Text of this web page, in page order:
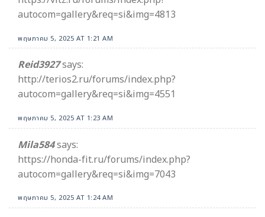
autocom=gallery&req=si&img=4813
พฤษภาคม 5, 2025 AT 1:21 AM
Reid3927says:
http://terios2.ru/forums/index.php?
autocom=gallery&req=si&img=4551
พฤษภาคม 5, 2025 AT 1:23 AM
Mila584says:
https://honda-fit.ru/forums/index.php?
autocom=gallery&req=si&img=7043
พฤษภาคม 5, 2025 AT 1:24 AM